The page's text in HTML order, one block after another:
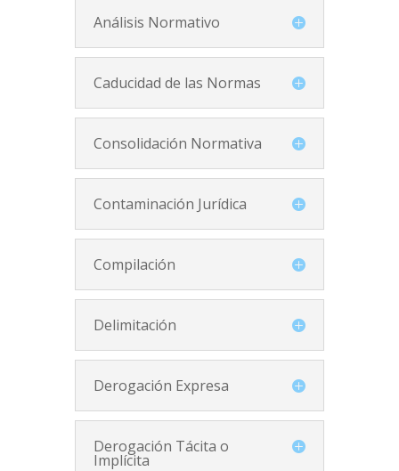
Análisis Normativo
Caducidad de las Normas
Consolidación Normativa
Contaminación Jurídica
Compilación
Delimitación
Derogación Expresa
Derogación Tácita o
Implícita